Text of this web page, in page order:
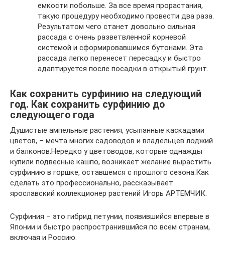
емкости побольше. За все время прорастания,
такую процедуру необходимо провести два раза.
Результатом чего станет довольно сильная
рассада с очень разветвленной корневой
системой и сформировавшимся бутонами. Эта
рассада легко перенесет пересадку и быстро
адаптируется после посадки в открытый грунт.
Как сохранить сурфинию на следующий
год. Как сохранить сурфинию до
следующего года
Душистые ампельные растения, усыпанные каскадами
цветов, – мечта многих садоводов и владельцев лоджий
и балконов.Нередко у цветоводов, которые однажды
купили подвесные кашпо, возникает желание вырастить
сурфинию в горшке, оставшемся с прошлого сезона.Как
сделать это профессионально, рассказывает
ярославский коллекционер растений Игорь АРТЕМЧИК.
Сурфиния – это гибрид петунии, появившийся впервые в
Японии и быстро распространившийся по всем странам,
включая и Россию.